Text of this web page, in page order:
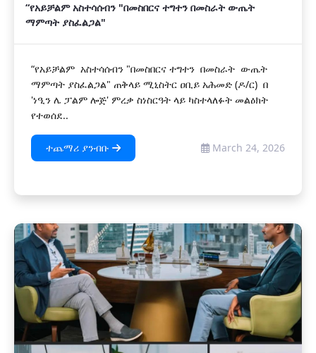
“የአይቻልም አስተሳሰብን "በመስበርና ተግተን በመስራት ውጤት
ማምጣት ያስፈልጋል"
“የአይቻልም አስተሳሰብን "በመስበርና ተግተን በመስራት ውጤት
ማምጣት ያስፈልጋል" ጠቅላይ ሚኒስትር ዐቢይ አሕመድ (ዶ/ር) በ
'ነዒን ሌ ፓልም ሎጅ' ምረቃ ስነስርዓት ላይ ካስተላለፉት መልዕክት
የተወሰደ..
ተጨማሪ ያንብቡ March 24, 2026